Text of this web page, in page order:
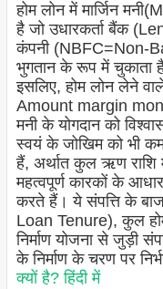
होम लोन में मार्जिन
है जो उधारकर्ता बैंक
कंपनी (NBFC=Non-
भुगतान के रूप में चुकाता
इसलिए, होम लोन लेने
Amount margin
मनी के योगदान को
स्वयं के जोखिम को भी
हैं, अर्थात कुल ऋण राशि
महत्वपूर्ण कारकों के आधार
करते हैं। ये संपत्ति के
Loan Tenure), कुल
निर्माण योजना से जुड़ी
के निर्माण के चरण पर
क्यों है? हिंदी में